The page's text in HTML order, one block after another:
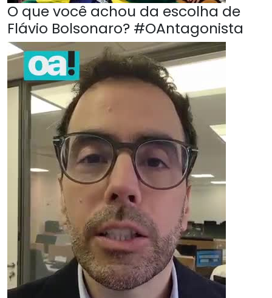
O que você achou da escolha de
Flávio Bolsonaro? #OAntagonista